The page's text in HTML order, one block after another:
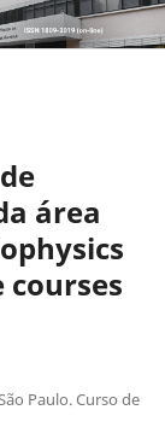
área
Paulo. Curso de